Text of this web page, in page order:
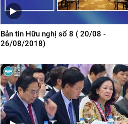
Bản tin Hữu nghị số 8 ( 20/08 -
26/08/2018)